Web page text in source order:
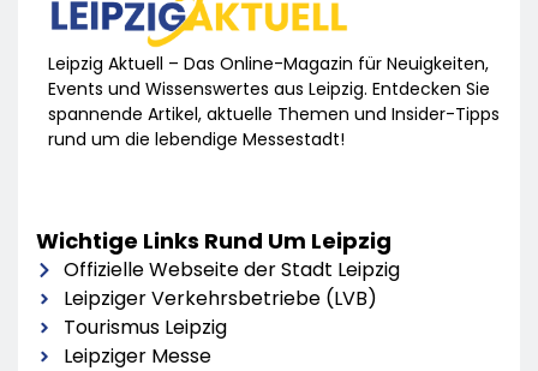
Leipzig Aktuell – Das Online-Magazin für Neuigkeiten,
Events und Wissenswertes aus Leipzig. Entdecken Sie
spannende Artikel, aktuelle Themen und Insider-Tipps
rund um die lebendige Messestadt!
Wichtige Links Rund Um Leipzig
Offizielle Webseite der Stadt Leipzig
Leipziger Verkehrsbetriebe (LVB)
Tourismus Leipzig
Leipziger Messe